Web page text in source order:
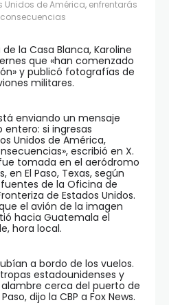
de América, enfrentarás
la Casa Blanca, Karoline
que «han comenzado
y publicó fotografías de
militares.
enviando un mensaje
si ingresas
Unidos de América,
escribió en X.
tomada en el aeródromo
en El Paso, Texas, según
de la Oficina de
de Estados Unidos.
el avión de la imagen
hacia Guatemala el
hora local.
a bordo de los vuelos.
estadounidenses y
cerca del puerto de
dijo la CBP a Fox News.